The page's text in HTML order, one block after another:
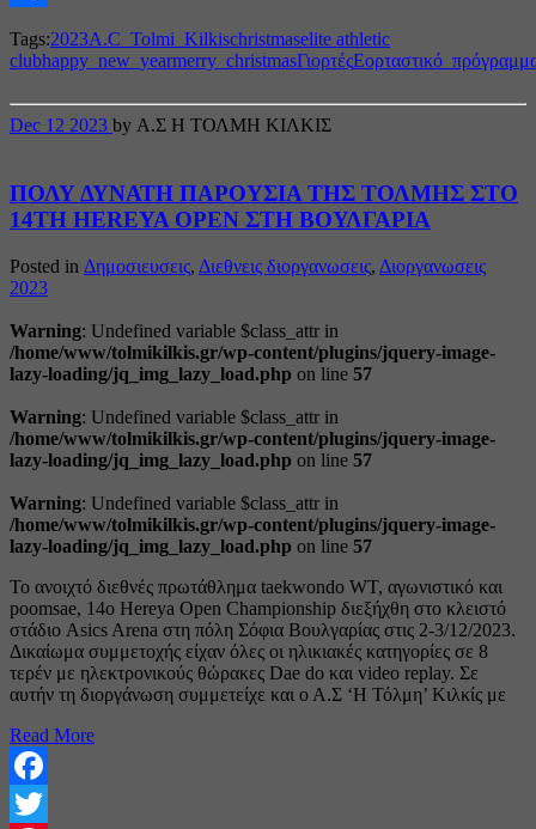
Tags:2023A.C_Tolmi_Kilkischristmaselite athletic
clubhappy_new_yearmerry_christmasΓιορτές
Dec 12 2023 by Α.Σ Η ΤΟΛΜΗ ΚΙΛΚΙΣ
ΠΟΛΥ ΔΥΝΑΤΗ ΠΑΡΟΥΣΙΑ ΤΗΣ ΤΟΛΜΗΣ ΣΤΟ
14TH HEREYA OPEN ΣΤΗ ΒΟΥΛΓΑΡΙΑ
Posted in Δημοσιευσεις, Διεθνεις διοργανωσεις, Διοργανωσεις
2023
Warning: Undefined variable $class_attr in
/home/www/tolmikilkis.gr/wp-content/plugins/jquery-image-
lazy-loading/jq_img_lazy_load.php on line 57
Warning: Undefined variable $class_attr in
/home/www/tolmikilkis.gr/wp-content/plugins/jquery-image-
lazy-loading/jq_img_lazy_load.php on line 57
Warning: Undefined variable $class_attr in
/home/www/tolmikilkis.gr/wp-content/plugins/jquery-image-
lazy-loading/jq_img_lazy_load.php on line 57
Το ανοιχτό διεθνές πρωτάθλημα taekwondo WT, αγωνιστικό και
poomsae, 14ο Hereya Open Championship διεξήχθη στο κλειστό
στάδιο Asics Arena στη πόλη Σόφια Βουλγαρίας στις 2-3/12/2023.
Δικαίωμα συμμετοχής είχαν όλες οι ηλικιακές κατηγορίες σε 8
τερέν με ηλεκτρονικούς θώρακες Dae do και video replay. Σε
αυτήν τη διοργάνωση συμμετείχε και ο Α.Σ ‘Η Τόλμη’ Κιλκίς με
Read More
Facebook